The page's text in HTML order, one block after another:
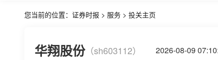
您当前的位置： 证券时报 > 服务 > 投关主页
华翔股份（sh603112） 2026-08-09